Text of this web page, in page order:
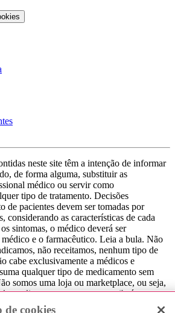
neste site têm a intenção de informar
de forma alguma, substituir as
médico ou servir como
tipo de tratamento. Decisões
de pacientes devem ser tomadas por
considerando as características de cada
sintomas, o médico deverá ser
e o farmacêutico. Leia a bula. Não
não receitamos, nenhum tipo de
cabe exclusivamente a médicos e
qualquer tipo de medicamento sem
somos uma loja ou marketplace, ou seja,
medicamentos, apenas contribuímos para
mais barato, comparando os preços de
de cookies